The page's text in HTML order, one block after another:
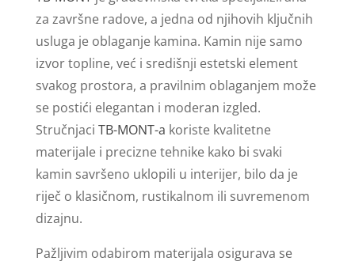
za završne radove, a jedna od njihovih ključnih
usluga je oblaganje kamina. Kamin nije samo
izvor topline, već i središnji estetski element
svakog prostora, a pravilnim oblaganjem može
se postići elegantan i moderan izgled.
Stručnjaci TB-MONT-a koriste kvalitetne
materijale i precizne tehnike kako bi svaki
kamin savršeno uklopili u interijer, bilo da je
riječ o klasičnom, rustikalnom ili suvremenom
dizajnu.
Pažljivim odabirom materijala osigurava se